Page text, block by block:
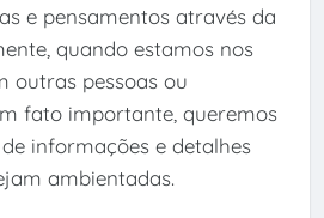
e pensamentos através da
quando estamos nos
outras pessoas ou
fato importante, queremos
informações e detalhes
ambientadas.